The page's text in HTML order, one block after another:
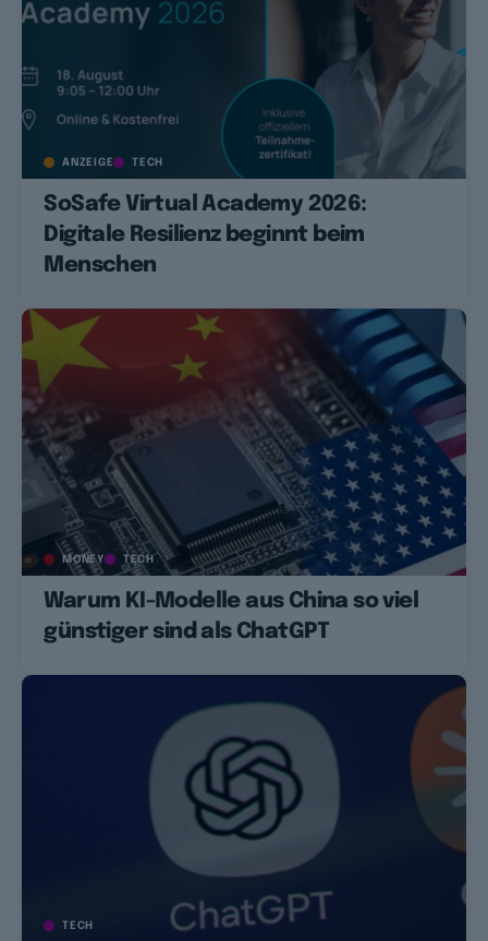
ANZEIGE TECH
SoSafe Virtual Academy 2026:
Digitale Resilienz beginnt beim
Menschen
MONEY TECH
Warum KI-Modelle aus China so viel
günstiger sind als ChatGPT
TECH